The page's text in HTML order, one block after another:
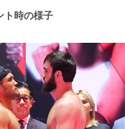
ト時の様子